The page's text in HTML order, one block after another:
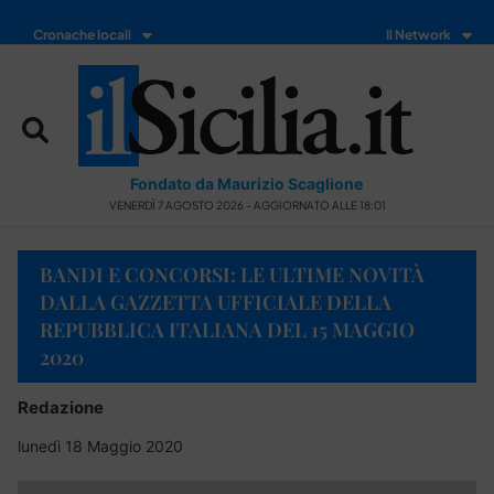
Cronache locali Il Network
Fondato da Maurizio Scaglione
VENERDÌ 7 AGOSTO 2026 - AGGIORNATO ALLE 18:01
BANDI E CONCORSI: LE ULTIME NOVITÀ
DALLA GAZZETTA UFFICIALE DELLA
REPUBBLICA ITALIANA DEL 15 MAGGIO
2020
Redazione
lunedì 18 Maggio 2020